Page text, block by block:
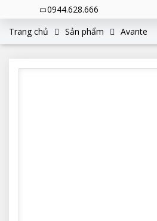
0944.628.666
Trang chủ
Sản phẩm Avante